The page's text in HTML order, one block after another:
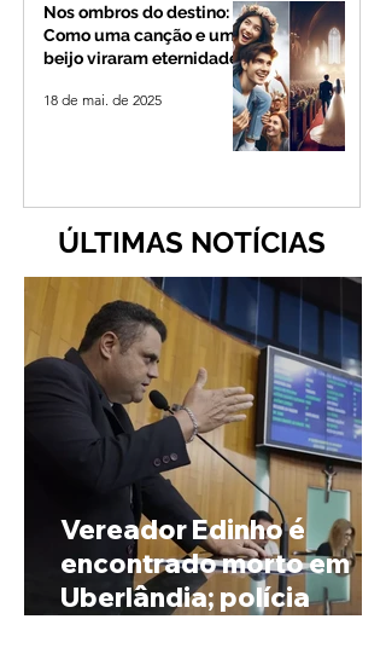
Nos ombros do destino:
Como uma canção e um
beijo viraram eternidade
18 de mai. de 2025
ÚLTIMAS NOTÍCIAS
Vereador Edinho é
encontrado morto em
Uberlândia; polícia